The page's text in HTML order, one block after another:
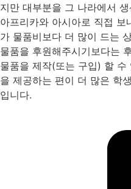
지만 대부분을 그 나라에서
아프리카와 아시아로 직접 보
가 물품비보다 더 많이 드는
물품을 후원해주시기보다는
물품을 제작(또는 구입) 할 수
을 제공하는 편이 더 많은 학
입니다.